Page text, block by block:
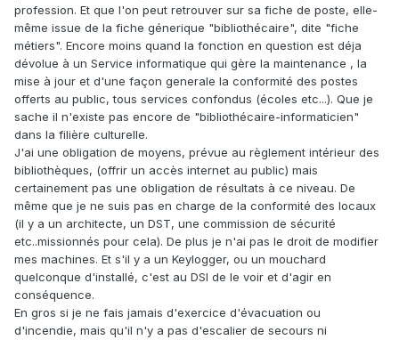
profession. Et que l'on peut retrouver sur sa fiche de poste, elle-
même issue de la fiche génerique "bibliothécaire", dite "fiche
métiers". Encore moins quand la fonction en question est déja
dévolue à un Service informatique qui gère la maintenance , la
mise à jour et d'une façon generale la conformité des postes
offerts au public, tous services confondus (écoles etc...). Que je
sache il n'existe pas encore de "bibliothécaire-informaticien"
dans la filière culturelle.
J'ai une obligation de moyens, prévue au règlement intérieur des
bibliothèques, (offrir un accès internet au public) mais
certainement pas une obligation de résultats à ce niveau. De
même que je ne suis pas en charge de la conformité des locaux
(il y a un architecte, un DST, une commission de sécurité
etc..missionnés pour cela). De plus je n'ai pas le droit de modifier
mes machines. Et s'il y a un Keylogger, ou un mouchard
quelconque d'installé, c'est au DSI de le voir et d'agir en
conséquence.
En gros si je ne fais jamais d'exercice d'évacuation ou
d'incendie, mais qu'il n'y a pas d'escalier de secours ni